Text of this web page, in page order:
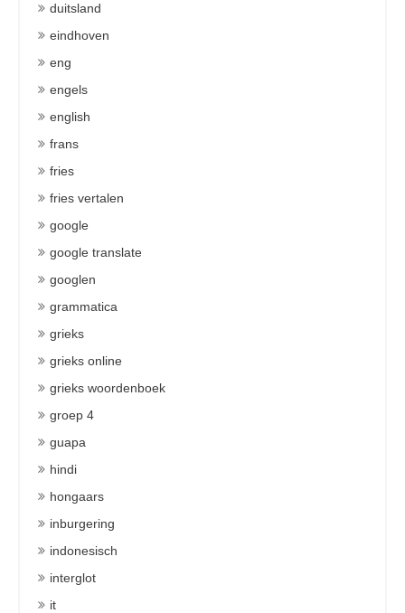
duitsland
eindhoven
eng
engels
english
frans
fries
fries vertalen
google
google translate
googlen
grammatica
grieks
grieks online
grieks woordenboek
groep 4
guapa
hindi
hongaars
inburgering
indonesisch
interglot
it